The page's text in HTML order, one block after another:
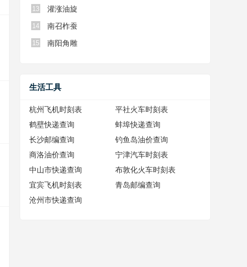
13 灌涨油旋
14 南召柞蚕
15 南阳角雕
生活工具
杭州飞机时刻表
平社火车时刻表
鹤壁快递查询
蚌埠快递查询
长沙邮编查询
钓鱼岛油价查询
商洛油价查询
宁津汽车时刻表
中山市快递查询
布敦化火车时刻表
宜宾飞机时刻表
青岛邮编查询
沧州市快递查询